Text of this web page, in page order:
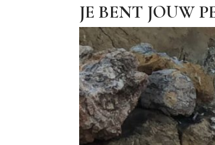
JE BENT JOUW